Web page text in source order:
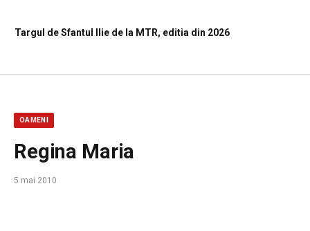
Targul de Sfantul Ilie de la MTR, editia din 2026
OAMENI
Regina Maria
5 mai 2010